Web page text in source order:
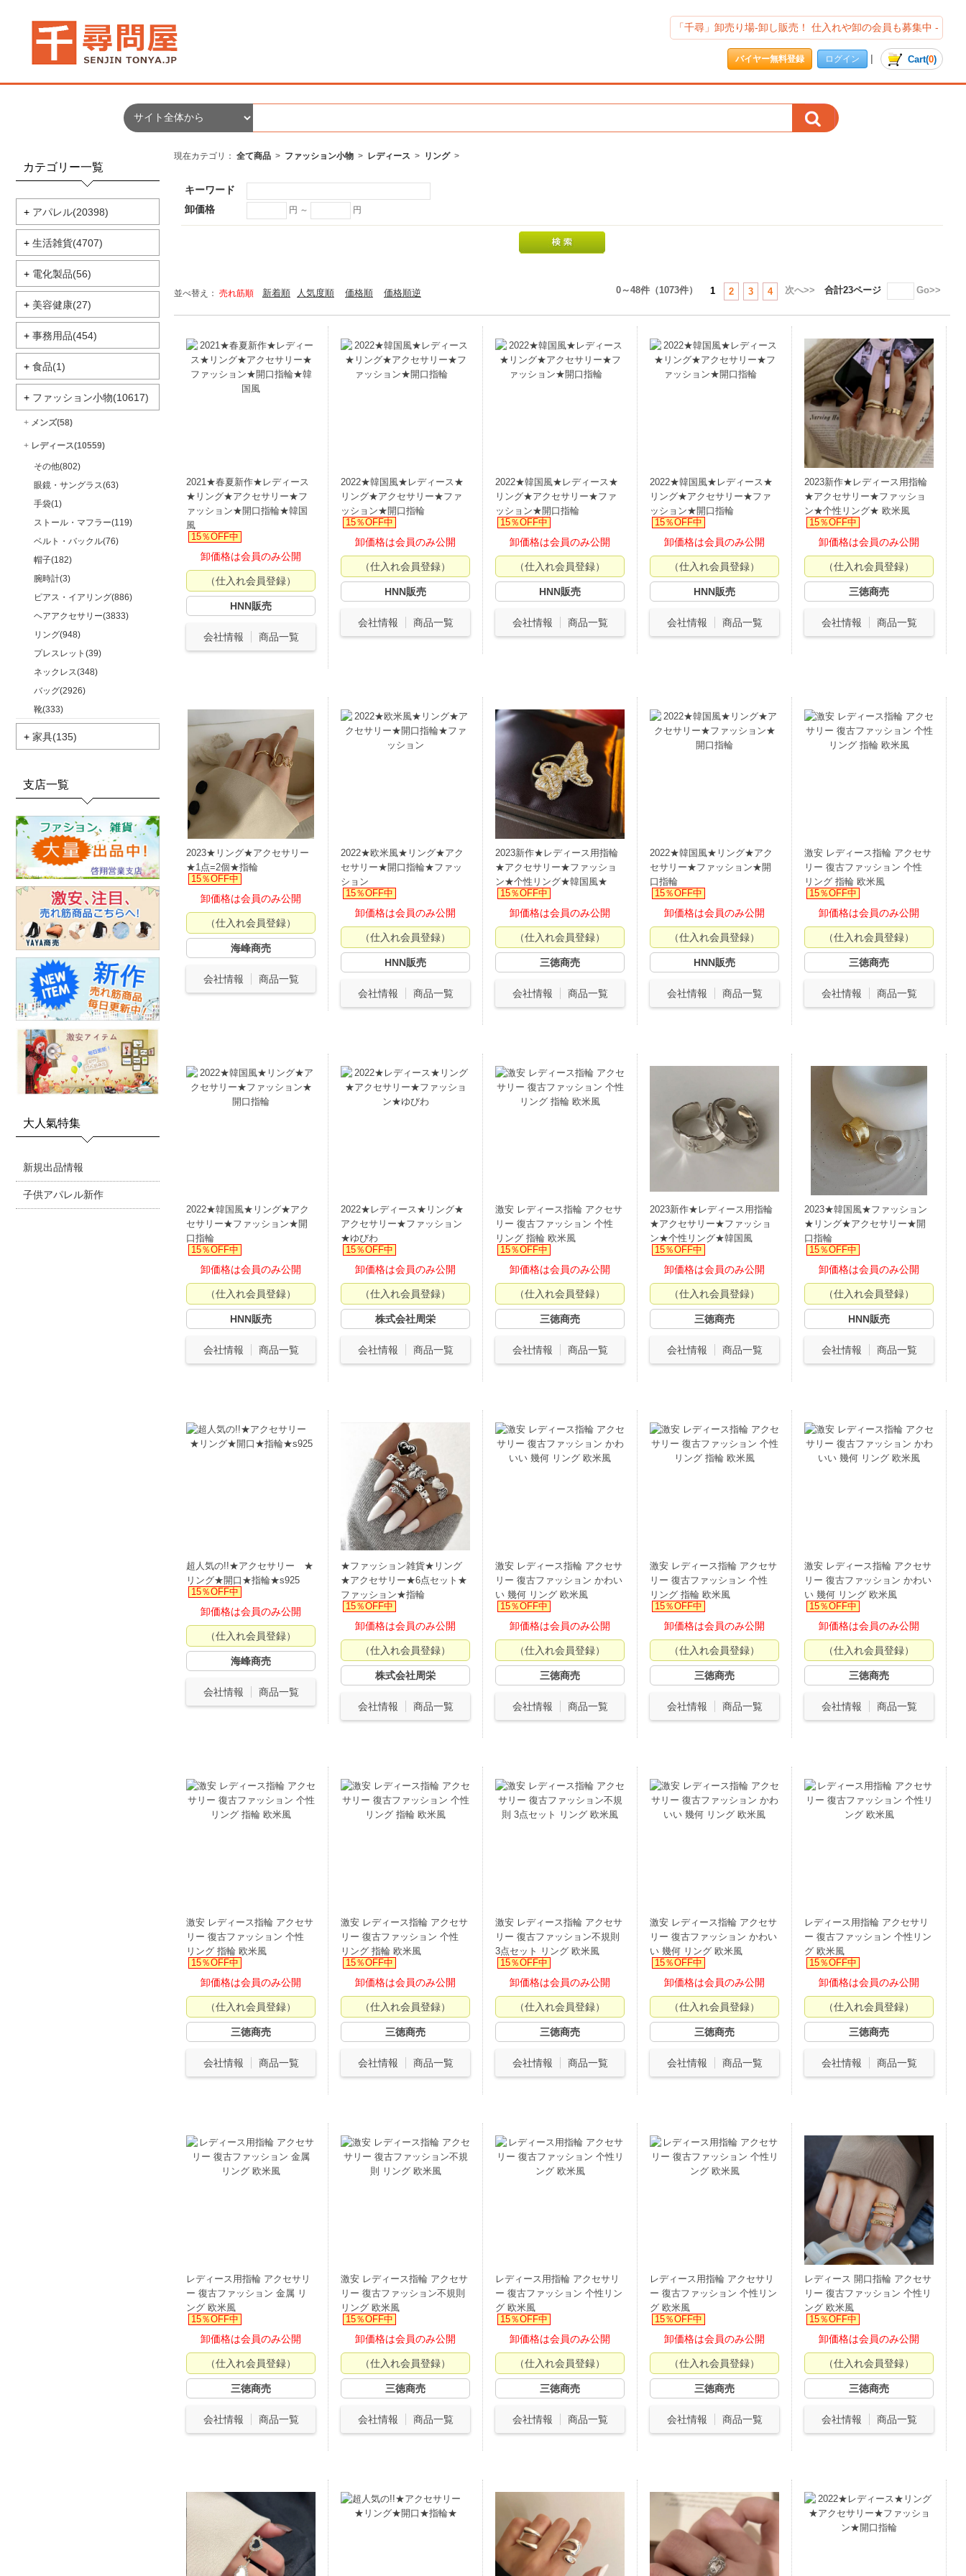
「千尋」卸売り場-卸し販売！ 仕入れや卸の会員も募集中 -
Cart(0)
バイヤー無料登録 ログイン |
カテゴリー一覧
+ アパレル(20398)
+ 生活雑貨(4707)
+ 電化製品(56)
+ 美容健康(27)
+ 事務用品(454)
+ 食品(1)
+ ファッション小物(10617)
+ メンズ(58)
+ レディース(10559)
その他(802)
眼鏡・サングラス(63)
手袋(1)
ストール・マフラー(119)
ベルト・バックル(76)
帽子(182)
腕時計(3)
ピアス・イアリング(886)
ヘアアクセサリー(3833)
リング(948)
プレスレット(39)
ネックレス(348)
バッグ(2926)
靴(333)
+ 家具(135)
支店一覧
大人氣特集
新規出品情報
子供アパレル新作
現在カテゴリ： 全て商品 > ファッション小物 > レディース > リング >
キーワード
卸価格
円 ～ 円
0～48件（1073件） 1 2 3 4 次へ>> 合計23ページ Go>>
並べ替え： 売れ筋順 新着順 人気度順 価格順 価格順逆
2021★春夏新作★レディース
★リング★アクセサリー★フ
ァッション★開口指輪★韓国
風
15％OFF中
卸価格は会員のみ公開
（仕入れ会員登録）
HNN販売
会社情報 商品一覧
2022★韓国風★レディース★
リング★アクセサリー★ファ
ッション★開口指輪
15％OFF中
卸価格は会員のみ公開
（仕入れ会員登録）
HNN販売
会社情報 商品一覧
2022★韓国風★レディース★
リング★アクセサリー★ファ
ッション★開口指輪
15％OFF中
卸価格は会員のみ公開
（仕入れ会員登録）
HNN販売
会社情報 商品一覧
2022★韓国風★レディース★
リング★アクセサリー★ファ
ッション★開口指輪
15％OFF中
卸価格は会員のみ公開
（仕入れ会員登録）
HNN販売
会社情報 商品一覧
2023新作★レディース用指輪
★アクセサリー★ファッショ
ン★个性リング★ 欧米風
15％OFF中
卸価格は会員のみ公開
（仕入れ会員登録）
三徳商売
会社情報 商品一覧
2023★リング★アクセサリー
★1点=2個★指輪
15％OFF中
卸価格は会員のみ公開
（仕入れ会員登録）
海峰商売
会社情報 商品一覧
2022★欧米風★リング★アク
セサリー★開口指輪★ファッ
ション
15％OFF中
卸価格は会員のみ公開
（仕入れ会員登録）
HNN販売
会社情報 商品一覧
2023新作★レディース用指輪
★アクセサリー★ファッショ
ン★个性リング★韓国風★
15％OFF中
卸価格は会員のみ公開
（仕入れ会員登録）
三徳商売
会社情報 商品一覧
2022★韓国風★リング★アク
セサリー★ファッション★開
口指輪
15％OFF中
卸価格は会員のみ公開
（仕入れ会員登録）
HNN販売
会社情報 商品一覧
激安 レディース指輪 アクセサ
リー 復古ファッション 个性
リング 指輪 欧米風
15％OFF中
卸価格は会員のみ公開
（仕入れ会員登録）
三徳商売
会社情報 商品一覧
2022★韓国風★リング★アク
セサリー★ファッション★開
口指輪
15％OFF中
卸価格は会員のみ公開
（仕入れ会員登録）
HNN販売
会社情報 商品一覧
2022★レディース★リング★
アクセサリー★ファッション
★ゆびわ
15％OFF中
卸価格は会員のみ公開
（仕入れ会員登録）
株式会社周栄
会社情報 商品一覧
激安 レディース指輪 アクセサ
リー 復古ファッション 个性
リング 指輪 欧米風
15％OFF中
卸価格は会員のみ公開
（仕入れ会員登録）
三徳商売
会社情報 商品一覧
2023新作★レディース用指輪
★アクセサリー★ファッショ
ン★个性リング★韓国風
15％OFF中
卸価格は会員のみ公開
（仕入れ会員登録）
三徳商売
会社情報 商品一覧
2023★韓国風★ファッション
★リング★アクセサリー★開
口指輪
15％OFF中
卸価格は会員のみ公開
（仕入れ会員登録）
HNN販売
会社情報 商品一覧
超人気の!!★アクセサリー ★
リング★開口★指輪★s925
15％OFF中
卸価格は会員のみ公開
（仕入れ会員登録）
海峰商売
会社情報 商品一覧
★ファッション雑貨★リング
★アクセサリー★6点セット★
ファッション★指輪
15％OFF中
卸価格は会員のみ公開
（仕入れ会員登録）
株式会社周栄
会社情報 商品一覧
激安 レディース指輪 アクセサ
リー 復古ファッション かわい
い 幾何 リング 欧米風
15％OFF中
卸価格は会員のみ公開
（仕入れ会員登録）
三徳商売
会社情報 商品一覧
激安 レディース指輪 アクセサ
リー 復古ファッション 个性
リング 指輪 欧米風
15％OFF中
卸価格は会員のみ公開
（仕入れ会員登録）
三徳商売
会社情報 商品一覧
激安 レディース指輪 アクセサ
リー 復古ファッション かわい
い 幾何 リング 欧米風
15％OFF中
卸価格は会員のみ公開
（仕入れ会員登録）
三徳商売
会社情報 商品一覧
激安 レディース指輪 アクセサ
リー 復古ファッション 个性
リング 指輪 欧米風
15％OFF中
卸価格は会員のみ公開
（仕入れ会員登録）
三徳商売
会社情報 商品一覧
激安 レディース指輪 アクセサ
リー 復古ファッション 个性
リング 指輪 欧米風
15％OFF中
卸価格は会員のみ公開
（仕入れ会員登録）
三徳商売
会社情報 商品一覧
激安 レディース指輪 アクセサ
リー 復古ファッション不規則
3点セット リング 欧米風
15％OFF中
卸価格は会員のみ公開
（仕入れ会員登録）
三徳商売
会社情報 商品一覧
激安 レディース指輪 アクセサ
リー 復古ファッション かわい
い 幾何 リング 欧米風
15％OFF中
卸価格は会員のみ公開
（仕入れ会員登録）
三徳商売
会社情報 商品一覧
レディース用指輪 アクセサリ
ー 復古ファッション 个性リン
グ 欧米風
15％OFF中
卸価格は会員のみ公開
（仕入れ会員登録）
三徳商売
会社情報 商品一覧
レディース用指輪 アクセサリ
ー 復古ファッション 金属 リ
ング 欧米風
15％OFF中
卸価格は会員のみ公開
（仕入れ会員登録）
三徳商売
会社情報 商品一覧
激安 レディース指輪 アクセサ
リー 復古ファッション不規則
リング 欧米風
15％OFF中
卸価格は会員のみ公開
（仕入れ会員登録）
三徳商売
会社情報 商品一覧
レディース用指輪 アクセサリ
ー 復古ファッション 个性リン
グ 欧米風
15％OFF中
卸価格は会員のみ公開
（仕入れ会員登録）
三徳商売
会社情報 商品一覧
レディース用指輪 アクセサリ
ー 復古ファッション 个性リン
グ 欧米風
15％OFF中
卸価格は会員のみ公開
（仕入れ会員登録）
三徳商売
会社情報 商品一覧
レディース 開口指輪 アクセサ
リー 復古ファッション 个性リ
ング 欧米風
15％OFF中
卸価格は会員のみ公開
（仕入れ会員登録）
三徳商売
会社情報 商品一覧